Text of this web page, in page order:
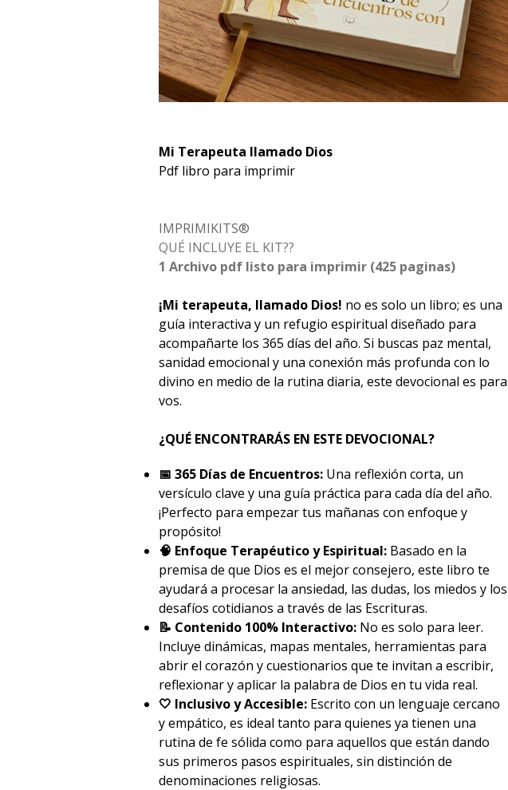
Mi Terapeuta llamado Dios
Pdf libro para imprimir
IMPRIMIKITS®
QUÉ INCLUYE EL KIT??
1 Archivo pdf listo para imprimir (425 paginas)
¡Mi terapeuta, llamado Dios! no es solo un libro; es una
guía interactiva y un refugio espiritual diseñado para
acompañarte los 365 días del año. Si buscas paz mental,
sanidad emocional y una conexión más profunda con lo
divino en medio de la rutina diaria, este devocional es para
vos.
¿QUÉ ENCONTRARÁS EN ESTE DEVOCIONAL?
📅 365 Días de Encuentros: Una reflexión corta, un
versículo clave y una guía práctica para cada día del año.
¡Perfecto para empezar tus mañanas con enfoque y
propósito!
🧠 Enfoque Terapéutico y Espiritual: Basado en la
premisa de que Dios es el mejor consejero, este libro te
ayudará a procesar la ansiedad, las dudas, los miedos y los
desafíos cotidianos a través de las Escrituras.
📝 Contenido 100% Interactivo: No es solo para leer.
Incluye dinámicas, mapas mentales, herramientas para
abrir el corazón y cuestionarios que te invitan a escribir,
reflexionar y aplicar la palabra de Dios en tu vida real.
🤍 Inclusivo y Accesible: Escrito con un lenguaje cercano
y empático, es ideal tanto para quienes ya tienen una
rutina de fe sólida como para aquellos que están dando
sus primeros pasos espirituales, sin distinción de
denominaciones religiosas.